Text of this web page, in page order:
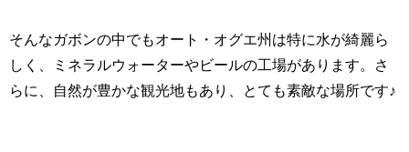
そんなガボンの中でもオート・オグエ州は特に水が綺麗ら
しく、ミネラルウォーターやビールの工場があります。さ
らに、自然が豊かな観光地もあり、とても素敵な場所です♪